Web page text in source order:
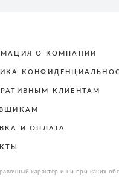
О КОМПАНИИ
КЛИЕНТАМ
И ОПЛАТА
характер и ни при каких